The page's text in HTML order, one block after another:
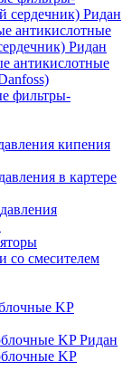
сердечник) Ридан
антикислотные
Ридан
антикислотные
фильтры-
кипения
в картере
со смесителем
KP
KP Ридан
KP